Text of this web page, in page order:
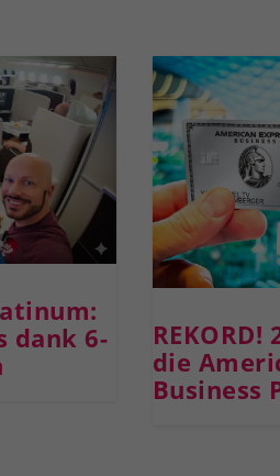
dank 6-
die
Business